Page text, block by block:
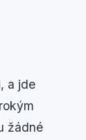
a jde
žádné